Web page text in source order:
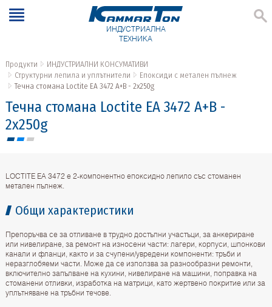
ИНДУСТРИАЛНА
ТЕХНИКА
Продукти
ИНДУСТРИАЛНИ КОНСУМАТИВИ
Структурни лепила и уплътнители
Епоксиди с метален пълнеж
Течна стомана Loctite ЕА 3472 A+B - 2х250g
Течна стомана Loctite ЕА 3472 A+B -
2х250g
LOCTITE EA 3472 е 2-компонентно епоксидно лепило със стоманен
метален пълнеж.
Общи характеристики
Препоръчва се за отливане в трудно достъпни участъци, за анкериране
или нивелиране, за ремонт на износени части: лагери, корпуси, шпонкови
канали и фланци, както и за счупени/увредени компоненти: тръби и
неразглобяеми части. Може да се използва за разнообразни ремонти,
включително запълване на кухини, нивелиране на машини, поправка на
стоманени отливки, изработка на матрици, като жертвено покритие или за
уплътняване на тръбни течове.